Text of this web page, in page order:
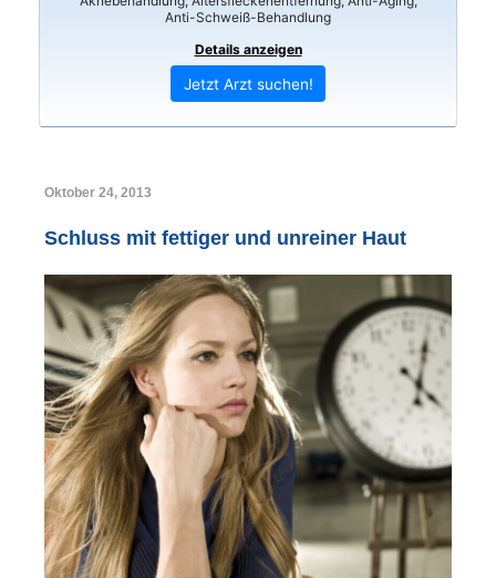
Anti-Schweiß-Behandlung
Details anzeigen
Jetzt Arzt suchen!
Oktober 24, 2013
Schluss mit fettiger und unreiner Haut